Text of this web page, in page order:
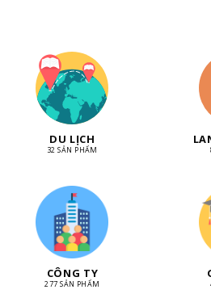
DU LỊCH
32 SẢN PHẨM
CÔNG TY
277 SẢN PHẨM